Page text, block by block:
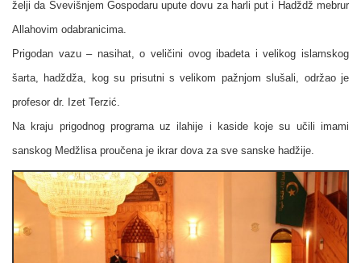
želji da Svevišnjem Gospodaru upute dovu za harli put i Hadždž mebrur
Allahovim odabranicima.
Prigodan vazu – nasihat, o veličini ovog ibadeta i velikog islamskog
šarta, hadždža, kog su prisutni s velikom pažnjom slušali, održao je
profesor dr. Izet Terzić.
Na kraju prigodnog programa uz ilahije i kaside koje su učili imami
sanskog Medžlisa proučena je ikrar dova za sve sanske hadžije.